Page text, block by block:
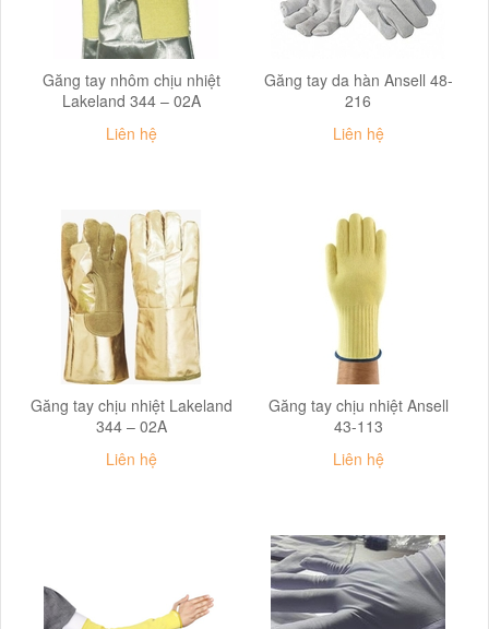
Găng tay nhôm chịu nhiệt
Lakeland 344 – 02A
Liên hệ
Găng tay da hàn Ansell 48-
216
Liên hệ
Găng tay chịu nhiệt Lakeland
344 – 02A
Liên hệ
Găng tay chịu nhiệt Ansell
43-113
Liên hệ